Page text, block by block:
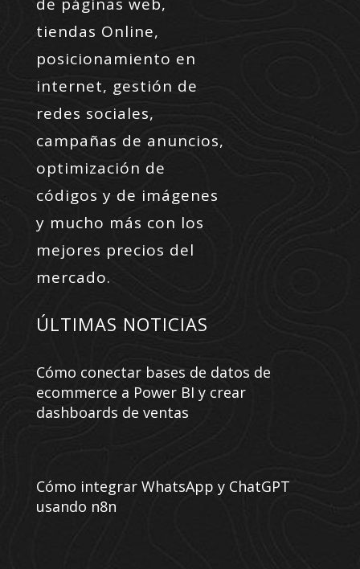
tiendas Online,
posicionamiento en
internet, gestión de
redes sociales,
campañas de anuncios,
optimización de
códigos y de imágenes
y mucho más con los
mejores precios del
mercado.
ÚLTIMAS NOTICIAS
Cómo conectar bases de datos de
ecommerce a Power BI y crear
dashboards de ventas
Cómo integrar WhatsApp y ChatGPT
usando n8n